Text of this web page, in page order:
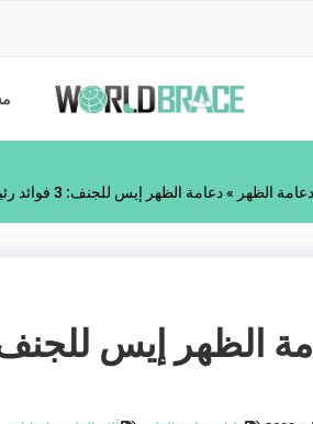
الظهر »دعامة الظهر إيس للجنف: 3 فوائد رئيسية
الظهر إيس للجنف: 3 فوائد